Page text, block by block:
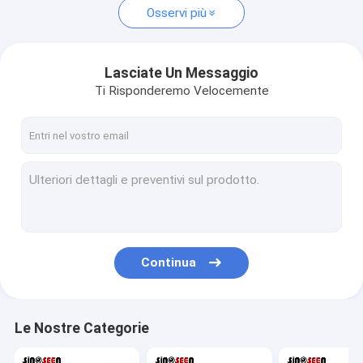
Osservi più
Lasciate Un Messaggio
Ti Risponderemo Velocemente
Continua
Le Nostre Categorie